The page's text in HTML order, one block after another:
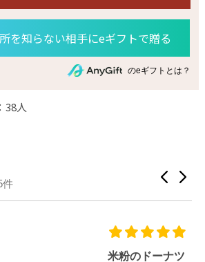
を知らない相手にeギフトで贈る
のeギフトとは？
38人
件